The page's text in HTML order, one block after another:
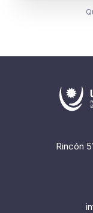
Rincón